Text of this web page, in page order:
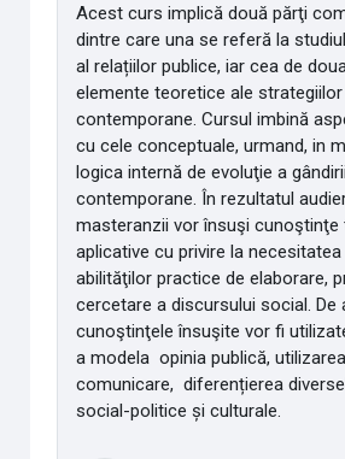
Acest curs implică două părţi
dintre care una se referă la
al relațiilor publice, iar cea de
elemente teoretice ale
contemporane. Cursul imbină
cu cele conceptuale, urmand, in
logica internă de evoluţie a gândirii
contemporane. În rezultatul
masteranzii vor însuşi
aplicative cu privire la
abilităţilor practice de elaborare,
cercetare a discursului social. De
cunoştinţele însuşite vor fi
a modela opinia publică,
comunicare, diferențierea
social-politice și culturale.